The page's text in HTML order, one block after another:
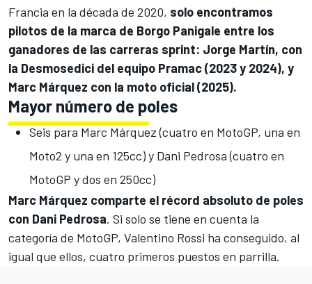
Francia en la década de 2020, solo encontramos
pilotos de la marca de Borgo Panigale entre los
ganadores de las carreras sprint: Jorge Martín, con
la Desmosedici del equipo Pramac(2023 y 2024), y
Marc Márquez con la moto oficial (2025).
Mayor número de poles
Seis para Marc Márquez (cuatro en MotoGP, una en
Moto2 y una en 125cc) y Dani Pedrosa(cuatro en
MotoGP y dos en 250cc)
Marc Márquez comparte el récord absoluto de poles
con Dani Pedrosa. Si solo se tiene en cuenta la
categoría de MotoGP, Valentino Rossi ha conseguido, al
igual que ellos, cuatro primeros puestos en parrilla.